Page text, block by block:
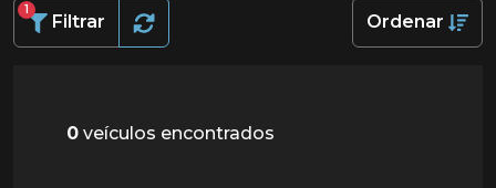
Filtrar
1
Ordenar
0 veículos encontrados